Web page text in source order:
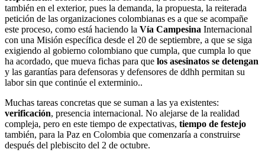
también en el exterior, pues la demanda, la propuesta, la reiterada
petición de las organizaciones colombianas es a que se acompañe
este proceso, como está haciendo la Vía Campesina Internacional
con una Misión específica desde el 20 de septiembre, a que se siga
exigiendo al gobierno colombiano que cumpla, que cumpla lo que
ha acordado, que mueva fichas para que los asesinatos se detengan
y las garantías para defensoras y defensores de ddhh permitan su
labor sin que continúe el exterminio..
Muchas tareas concretas que se suman a las ya existentes:
verificación, presencia internacional. No alejarse de la realidad
compleja, pero en este tiempo de expectativas, tiempo de festejo
también, para la Paz en Colombia que comenzaría a construirse
después del plebiscito del 2 de octubre.